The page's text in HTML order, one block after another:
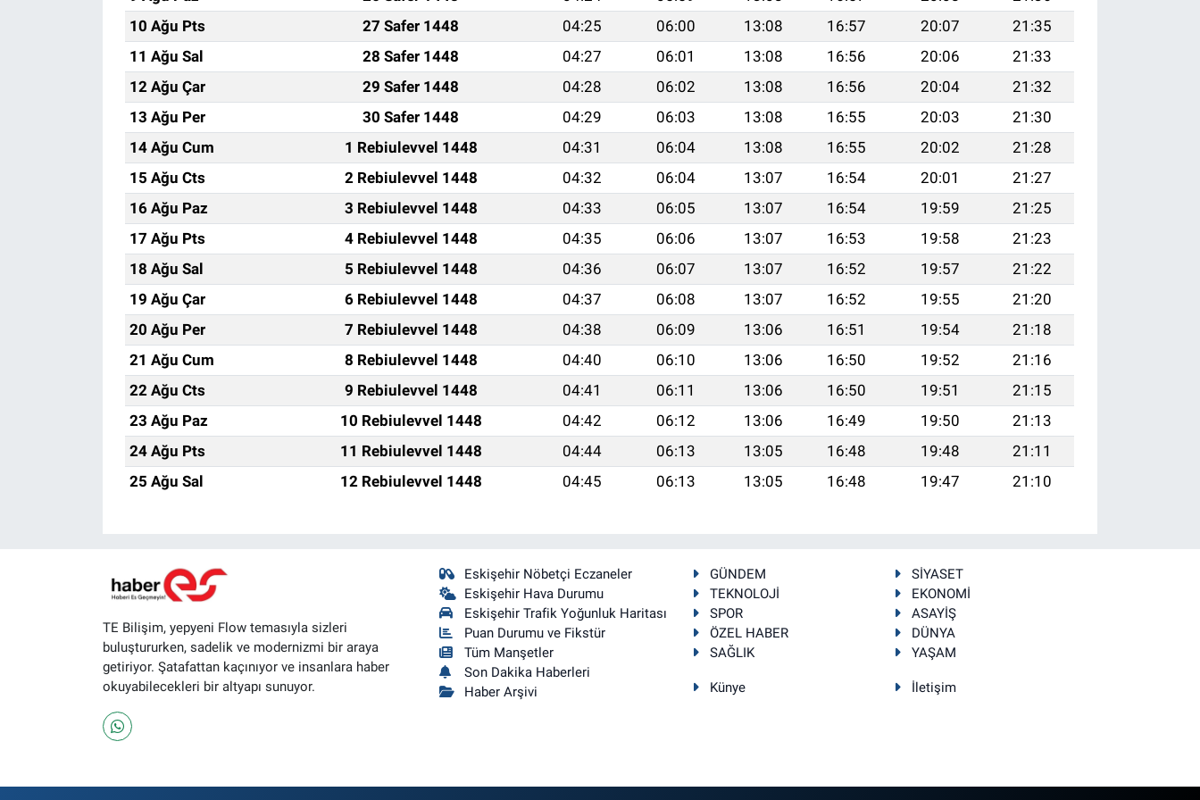
10 Ağu Pts
27 Safer 1448 04:25 06:00 13:08 16:57 20:07
21:35
11 Ağu Sal
28 Safer 1448 04:27 06:01 13:08 16:56 20:06
21:33
12 Ağu Çar
29 Safer 1448 04:28 06:02 13:08 16:56 20:04
21:32
13 Ağu Per
30 Safer 1448 04:29 06:03 13:08 16:55 20:03
21:30
14 Ağu Cum
1 Rebiulevvel 1448 04:31 06:04 13:08 16:55 20:02
21:28
15 Ağu Cts
2 Rebiulevvel 1448 04:32 06:04 13:07 16:54 20:01
21:27
16 Ağu Paz
3 Rebiulevvel 1448 04:33 06:05 13:07 16:54 19:59
21:25
17 Ağu Pts
4 Rebiulevvel 1448 04:35 06:06 13:07 16:53 19:58
21:23
18 Ağu Sal
5 Rebiulevvel 1448 04:36 06:07 13:07 16:52 19:57
21:22
19 Ağu Çar
6 Rebiulevvel 1448 04:37 06:08 13:07 16:52 19:55
21:20
20 Ağu Per
7 Rebiulevvel 1448 04:38 06:09 13:06 16:51 19:54
21:18
21 Ağu Cum
8 Rebiulevvel 1448 04:40 06:10 13:06 16:50 19:52
21:16
22 Ağu Cts
9 Rebiulevvel 1448 04:41 06:11 13:06 16:50 19:51
21:15
23 Ağu Paz
10 Rebiulevvel 1448 04:42 06:12 13:06 16:49 19:50
21:13
24 Ağu Pts
11 Rebiulevvel 1448 04:44 06:13 13:05 16:48 19:48
21:11
25 Ağu Sal
12 Rebiulevvel 1448 04:45 06:13 13:05 16:48 19:47 21:10
TE Bilişim, yepyeni Flow temasıyla sizleri
buluştururken, sadelik ve modernizmi bir araya
getiriyor. Şatafattan kaçınıyor ve insanlara haber
okuyabilecekleri bir altyapı sunuyor.
Eskişehir Nöbetçi Eczaneler
Eskişehir Hava Durumu
Eskişehir Trafik Yoğunluk Haritası
Puan Durumu ve Fikstür
Tüm Manşetler
Son Dakika Haberleri
Haber Arşivi
GÜNDEM
SİYASET
TEKNOLOJİ
EKONOMİ
SPOR
ASAYİŞ
ÖZEL HABER
DÜNYA
SAĞLIK
YAŞAM
Künye İletişim